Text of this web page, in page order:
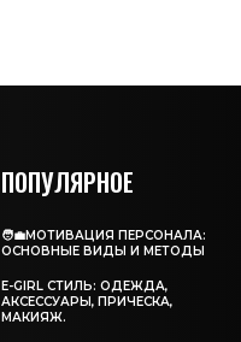
ПОПУЛЯРНОЕ
🧑‍💼МОТИВАЦИЯ ПЕРСОНАЛА:
ОСНОВНЫЕ ВИДЫ И МЕТОДЫ
E-GIRL СТИЛЬ: ОДЕЖДА,
АКСЕССУАРЫ, ПРИЧЕСКА,
МАКИЯЖ.